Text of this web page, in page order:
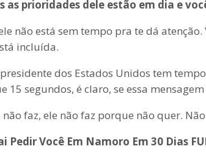
as prioridades dele estão em dia e
não está sem tempo pra te dá
incluída.
dos Estados Unidos tem
15 segundos, é claro, se essa
não faz, ele não faz porque não quer.
Pedir Você Em Namoro Em 30 Dias